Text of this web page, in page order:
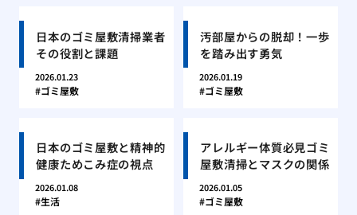
日本のゴミ屋敷清掃業者
その役割と課題
2026.01.23
ゴミ屋敷
汚部屋からの脱却！一歩
を踏み出す勇気
2026.01.19
ゴミ屋敷
日本のゴミ屋敷と精神的
健康ためこみ症の視点
2026.01.08
生活
アレルギー体質必見ゴミ
屋敷清掃とマスクの関係
2026.01.05
ゴミ屋敷